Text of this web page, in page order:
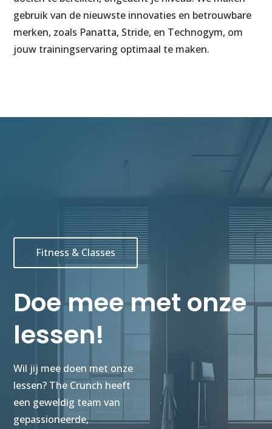
gebruik van de nieuwste innovaties en betrouwbare
merken, zoals Panatta, Stride, en Technogym, om
jouw trainingservaring optimaal te maken.
Fitness & Classes
Doe mee met onze
lessen!
Wil jij mee doen met onze
lessen? The Crunch heeft
een geweldig team van
gepassioneerde,